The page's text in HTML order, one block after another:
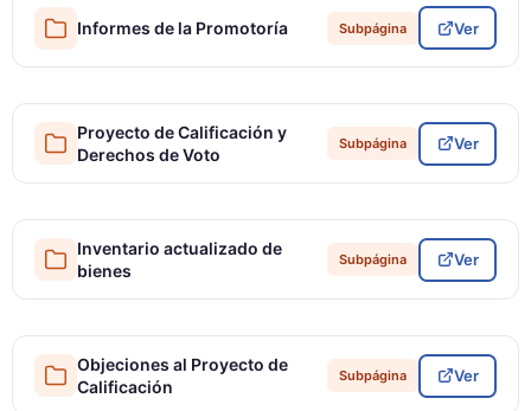
Informes de la Promotoría Subpágina Ver
Proyecto de Calificación y
Derechos de Voto
Subpágina Ver
Inventario actualizado de
bienes
Subpágina Ver
Objeciones al Proyecto de
Calificación
Subpágina Ver